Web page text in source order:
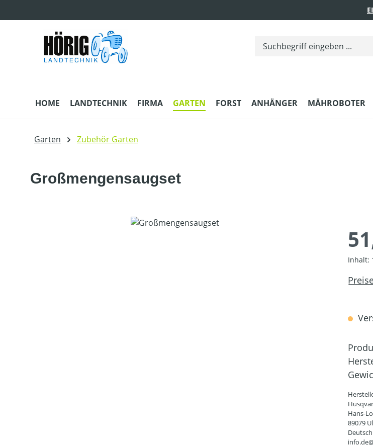
HOME LANDTECHNIK FIRMA GARTEN FORST ANHÄNGER MÄHROBOTER
Garten Zubehör Garten
Großmengensaugset
Inhalt:
Hans-
89079